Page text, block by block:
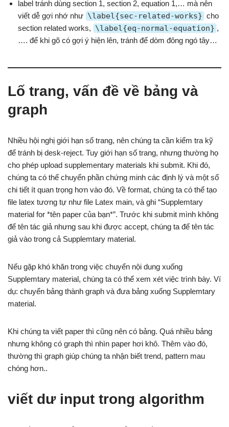
label tránh dùng section 1, section 2, equation 1,… mà nên
viết dễ gợi nhớ như \label{sec-related-works} cho
section related works, \label{eq-normal-equation} ,
…. để khi gõ có gợi ý hiện lên, tránh để dòm đông ngó tây…
Lố trang, vấn đề về bảng và
graph
Nhiều hội nghị giới hạn số trang, nên chúng ta cần kiểm tra kỹ
để tránh bị desk-reject. Tuy giới hạn số trang, nhưng thường họ
cho phép upload supplementary materials khi submit. Khi đó,
chúng ta có thể chuyển phần chứng minh các định lý và một số
chi tiết ít quan trọng hơn vào đó. Về format, chúng ta có thể tạo
file latex tương tự như file Latex main, và ghi “Supplemtary
material for *tên paper của bạn*”. Trước khi submit mình không
để tên tác giả nhưng sau khi được accept, chúng ta để tên tác
giả vào trong cả Supplemtary material.
Nếu gặp khó khăn trong việc chuyển nội dung xuống
Supplemtary material, chúng ta có thể xem xét việc trình bày. Ví
dụ: chuyển bảng thành graph và đưa bảng xuống Supplemtary
material.
Khi chúng ta viết paper thì cũng nên có bảng. Quá nhiều bảng
nhưng không có graph thì nhìn paper hơi khô. Thêm vào đó,
thường thì graph giúp chúng ta nhận biết trend, pattern mau
chóng hơn..
viết dư input trong algorithm